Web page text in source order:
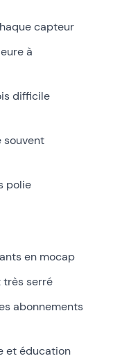
capteur
à
difficile
polie
en mocap
très serré
abonnements
et éducation